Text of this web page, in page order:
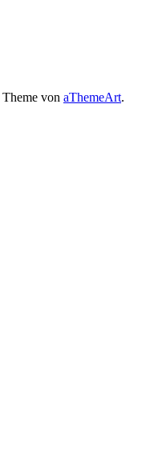
Theme von aThemeArt.